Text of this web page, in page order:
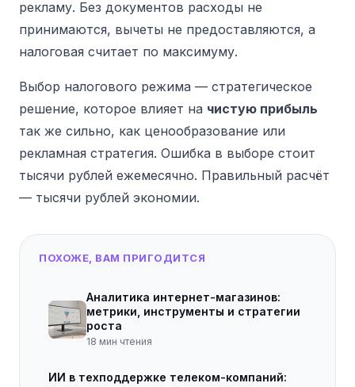
рекламу. Без документов расходы не
принимаются, вычеты не предоставляются, а
налоговая считает по максимуму.
Выбор налогового режима — стратегическое
решение, которое влияет на чистую прибыль
так же сильно, как ценообразование или
рекламная стратегия. Ошибка в выборе стоит
тысячи рублей ежемесячно. Правильный расчёт
— тысячи рублей экономии.
ПОХОЖЕ, ВАМ ПРИГОДИТСЯ
Аналитика интернет-магазинов:
метрики, инструменты и стратегии
роста
18 мин чтения
ИИ в техподдержке телеком-компаний: